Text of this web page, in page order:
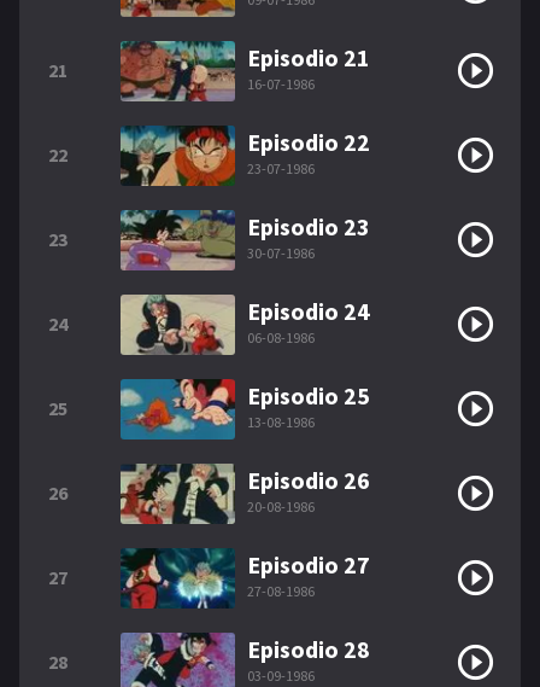
21 Episodio 21
16-07-1986
22 Episodio 22
23-07-1986
23 Episodio 23
30-07-1986
24 Episodio 24
06-08-1986
25 Episodio 25
13-08-1986
26 Episodio 26
20-08-1986
27 Episodio 27
27-08-1986
28 Episodio 28
03-09-1986